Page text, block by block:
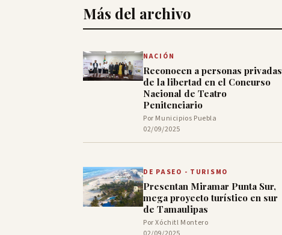
Más del archivo
NACIÓN
Reconocen a personas privadas
de la libertad en el Concurso
Nacional de Teatro
Penitenciario
Por Municipios Puebla
02/09/2025
DE PASEO - TURISMO
Presentan Miramar Punta Sur,
mega proyecto turístico en sur
de Tamaulipas
Por Xóchitl Montero